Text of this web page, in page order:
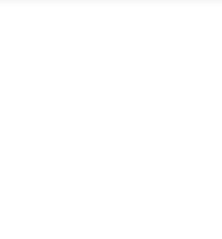
hiệu quả
nghiệt hay nhiệt độ cao